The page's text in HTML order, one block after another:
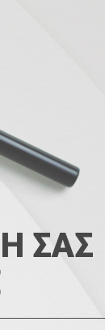
ΣΑΣ